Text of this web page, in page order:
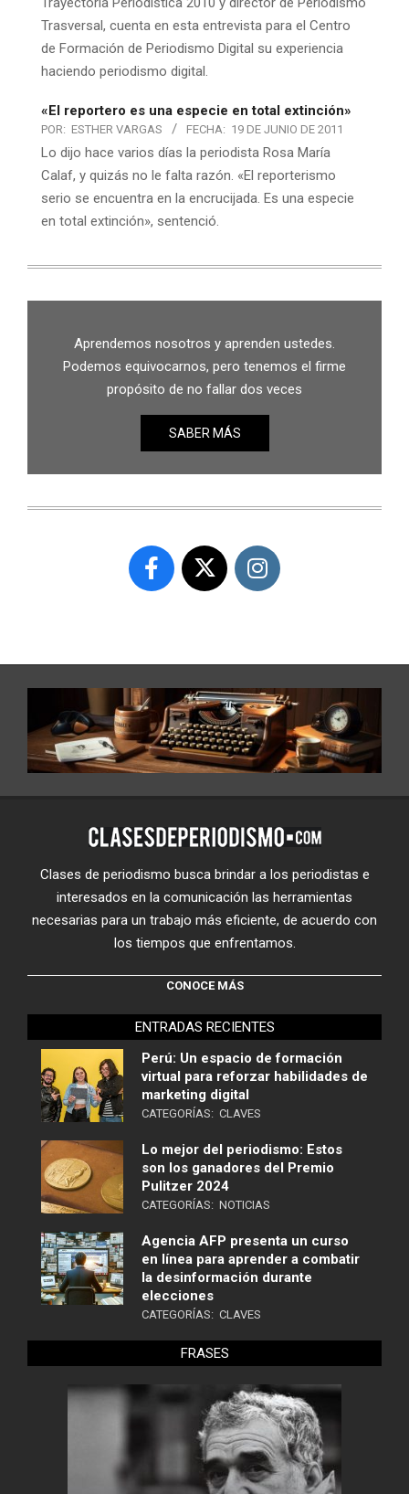
Trasversal, cuenta en esta entrevista para el Centro
de Formación de Periodismo Digital su experiencia
haciendo periodismo digital.
«El reportero es una especie en total extinción»
POR: ESTHER VARGAS FECHA: 19 DE JUNIO DE 2011
Lo dijo hace varios días la periodista Rosa María
Calaf, y quizás no le falta razón. «El reporterismo
serio se encuentra en la encrucijada. Es una especie
en total extinción», sentenció.
Aprendemos nosotros y aprenden ustedes.
Podemos equivocarnos, pero tenemos el firme
propósito de no fallar dos veces
SABER MÁS
Clases de periodismo busca brindar a los periodistas e
interesados en la comunicación las herramientas
necesarias para un trabajo más eficiente, de acuerdo con
los tiempos que enfrentamos.
CONOCE MÁS
ENTRADAS RECIENTES
Perú: Un espacio de formación
virtual para reforzar habilidades de
marketing digital
CATEGORÍAS: CLAVES
Lo mejor del periodismo: Estos
son los ganadores del Premio
Pulitzer 2024
CATEGORÍAS: NOTICIAS
Agencia AFP presenta un curso
en línea para aprender a combatir
la desinformación durante
elecciones
CATEGORÍAS: CLAVES
FRASES